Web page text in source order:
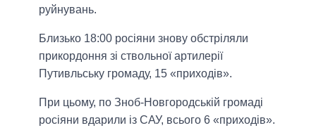
руйнувань.
Близько 18:00 росіяни знову обстріляли
прикордоння зі ствольної артилерії
Путивльську громаду, 15 «приходів».
При цьому, по Зноб-Новгородській громаді
росіяни вдарили із САУ, всього 6 «приходів».